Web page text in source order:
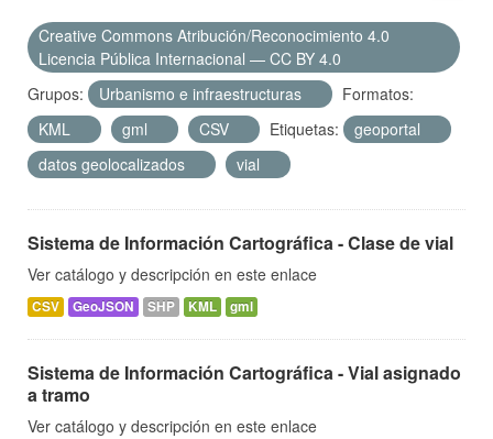
Creative Commons Atribución/Reconocimiento 4.0
Licencia Pública Internacional — CC BY 4.0
Grupos:
Urbanismo e infraestructuras
Formatos:
KML
gml CSV Etiquetas:
geoportal
datos geolocalizados
vial
Sistema de Información Cartográfica - Clase de vial
Ver catálogo y descripción en este enlace
CSV GeoJSON SHP KML gml
Sistema de Información Cartográfica - Vial asignado
a tramo
Ver catálogo y descripción en este enlace